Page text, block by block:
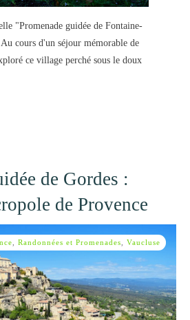
"Promenade guidée de Fontaine-
cours d'un séjour mémorable de
ce village perché sous le doux
de Gordes :
de Provence
Randonnées et Promenades Vaucluse